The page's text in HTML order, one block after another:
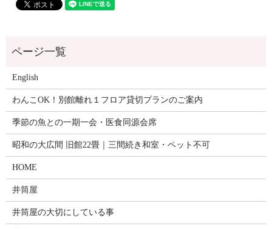
English
わんこOK！別館離れ１フロア貸切プランのご案内
季節の魚との一期一会・医食同源会席
昭和の大広間 旧館22畳｜三間続き和室・ペット不可
HOME
井筒屋
井筒屋の大切にしている事